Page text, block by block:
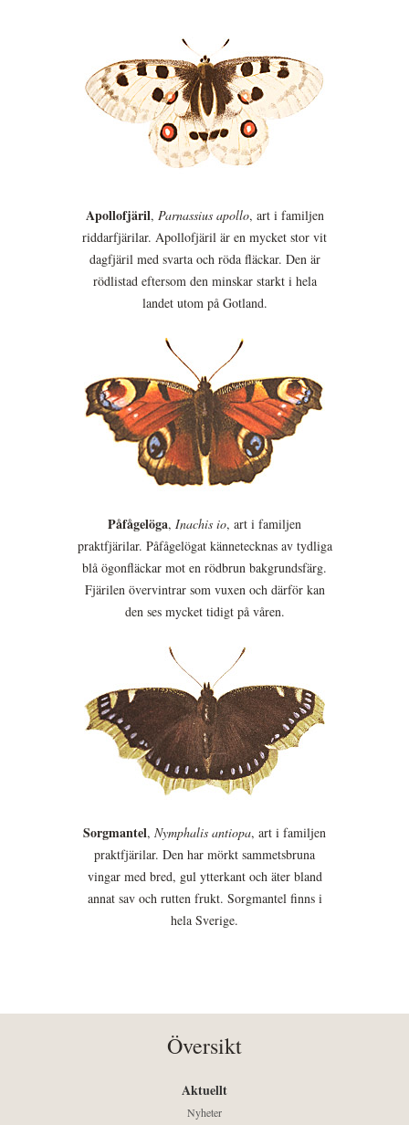
Apollofjäril, Parnassius apollo, art i familjen
riddarfjärilar. Apollofjäril är en mycket stor vit
dagfjäril med svarta och röda fläckar. Den är
rödlistad eftersom den minskar starkt i hela
landet utom på Gotland.
Påfågelöga, Inachis io, art i familjen
praktfjärilar. Påfågelögat kännetecknas av tydliga
blå ögonfläckar mot en rödbrun bakgrundsfärg.
Fjärilen övervintrar som vuxen och därför kan
den ses mycket tidigt på våren.
Sorgmantel, Nymphalis antiopa, art i familjen
praktfjärilar. Den har mörkt sammetsbruna
vingar med bred, gul ytterkant och äter bland
annat sav och rutten frukt. Sorgmantel finns i
hela Sverige.
Översikt
Aktuellt
Nyheter